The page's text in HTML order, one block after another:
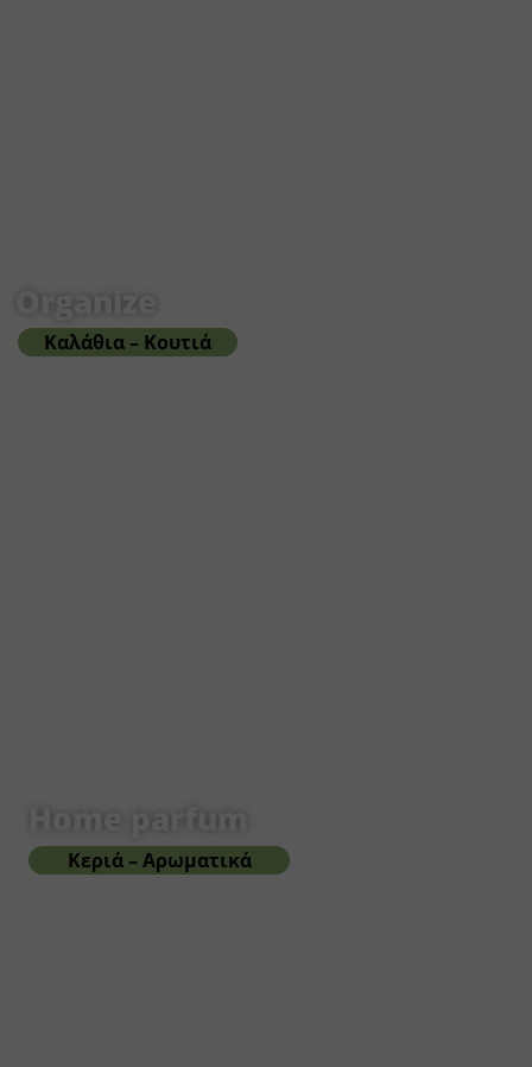
Organize
Καλάθια – Κουτιά
Home parfum
Κεριά – Αρωματικά